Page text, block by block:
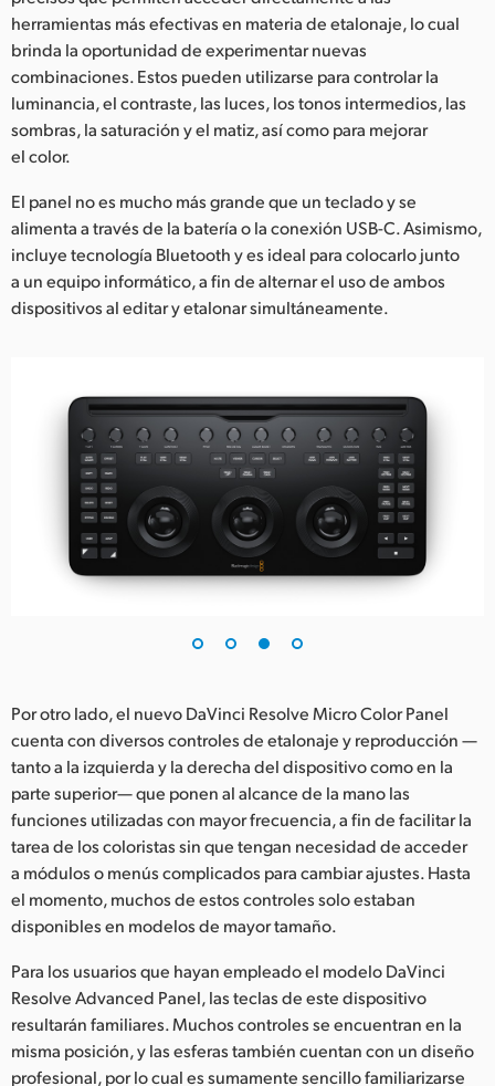
herramientas más efectivas en materia de etalonaje, lo cual
brinda la oportunidad de experimentar nuevas
combinaciones. Estos pueden utilizarse para controlar la
luminancia, el contraste, las luces, los tonos intermedios, las
sombras, la saturación y el matiz, así como para mejorar
el color.
El panel no es mucho más grande que un teclado y se
alimenta a través de la batería o la conexión USB-C. Asimismo,
incluye tecnología Bluetooth y es ideal para colocarlo junto
a un equipo informático, a fin de alternar el uso de ambos
dispositivos al editar y etalonar simultáneamente.
Por otro lado, el nuevo DaVinci Resolve Micro Color Panel
cuenta con diversos controles de etalonaje y reproducción —
tanto a la izquierda y la derecha del dispositivo como en la
parte superior— que ponen al alcance de la mano las
funciones utilizadas con mayor frecuencia, a fin de facilitar la
tarea de los coloristas sin que tengan necesidad de acceder
a módulos o menús complicados para cambiar ajustes. Hasta
el momento, muchos de estos controles solo estaban
disponibles en modelos de mayor tamaño.
Para los usuarios que hayan empleado el modelo DaVinci
Resolve Advanced Panel, las teclas de este dispositivo
resultarán familiares. Muchos controles se encuentran en la
misma posición, y las esferas también cuentan con un diseño
profesional, por lo cual es sumamente sencillo familiarizarse